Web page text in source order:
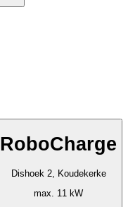
RoboCharge
Dishoek 2, Koudekerke
max. 11 kW